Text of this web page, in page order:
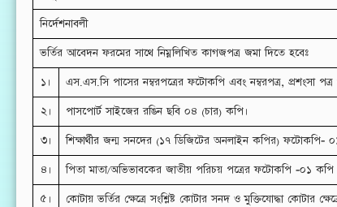
নির্দেশনাবলী
ভর্তির আবেদন ফরমের সাথে নিম্নলিখিত কাগজপত্র জমা দিতে হবেঃ
১।
এস.এস.সি পাসের নম্বরপত্রের ফটোকপি এবং নম্বরপত্র, প্রশংসা
২।
পাসপোর্ট সাইজের রঙিন ছবি ০৪ (চার) কপি।
৩।
শিক্ষার্থীর জন্ম সনদের (১৭ ডিজিটের অনলাইন কপির) ফটোকপি-
৪।
পিতা মাতা/অভিভাবকের জাতীয় পরিচয় পত্রের ফটোকপি -০১ কপি
৫।
কোটায় ভর্তির ক্ষেত্রে সংশ্লিষ্ট কোটার সনদ ও মুক্তিযোদ্ধা কোটার